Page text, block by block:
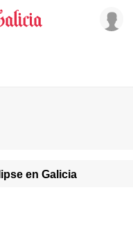
en Galicia